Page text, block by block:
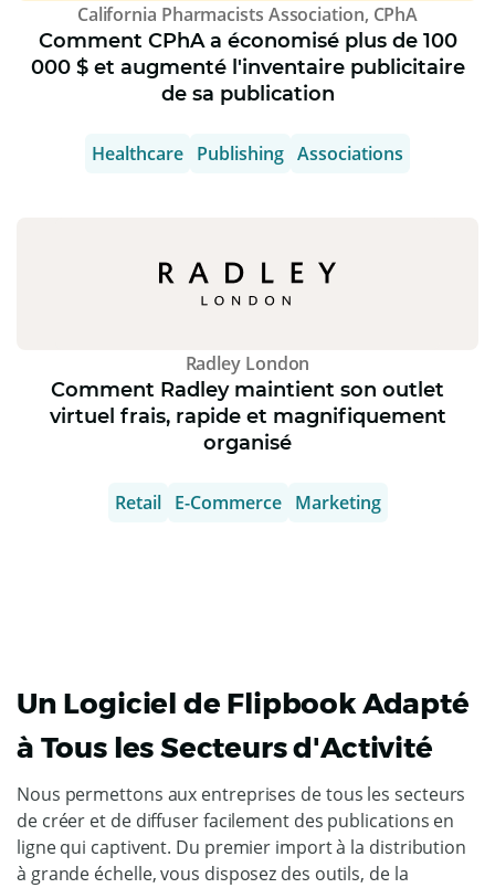
California Pharmacists Association, CPhA
Comment CPhA a économisé plus de 100
000 $ et augmenté l'inventaire publicitaire
de sa publication
Healthcare Publishing Associations
Radley London
Comment Radley maintient son outlet
virtuel frais, rapide et magnifiquement
organisé
Retail E-Commerce Marketing
Un Logiciel de Flipbook Adapté
à Tous les Secteurs d'Activité
Nous permettons aux entreprises de tous les secteurs
de créer et de diffuser facilement des publications en
ligne qui captivent. Du premier import à la distribution
à grande échelle, vous disposez des outils, de la